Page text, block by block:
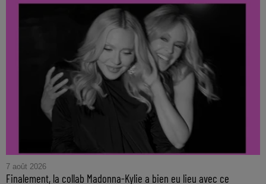
7 août 2026
Finalement, la collab Madonna-Kylie a bien eu lieu avec ce